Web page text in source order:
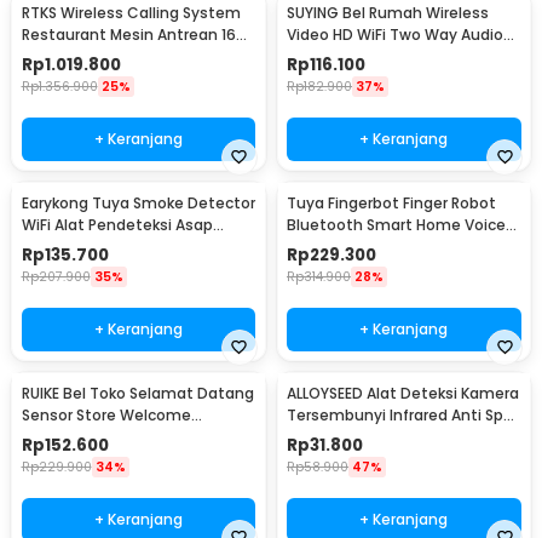
RTKS Wireless Calling System
Restaurant Mesin Antrean 16
Pager - CTP302
Rp1.019.800
Rp1.356.900 25%
+ Keranjang
SUYING Bel Rumah Wireless
Video HD WiFi Two Way Audio
Doorbell - Z20
Rp116.100
Rp182.900 37%
+ Keranjang
Earykong Tuya Smoke Detector
WiFi Alat Pendeteksi Asap
Kebakaran 85dB - TYSM-01
Rp135.700
Rp207.900 35%
+ Keranjang
Tuya Fingerbot Finger Robot
Bluetooth Smart Home Voice
Control - N-1
Rp229.300
Rp314.900 28%
+ Keranjang
RUIKE Bel Toko Selamat Datang
Sensor Store Welcome
Wireless Infrared - M7-P827
Rp152.600
Rp229.900 34%
+ Keranjang
ALLOYSEED Alat Deteksi Kamera
Tersembunyi Infrared Anti Spy
Type C - S300
Rp31.800
Rp58.900 47%
+ Keranjang